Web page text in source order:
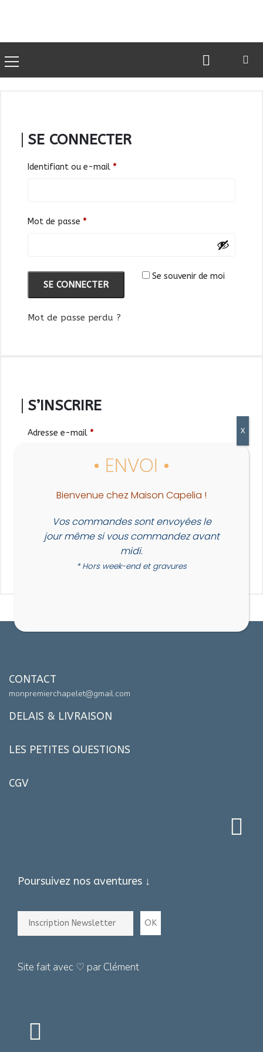
SE CONNECTER
Identifiant ou e-mail *
Mot de passe *
Se souvenir de moi
SE CONNECTER
Mot de passe perdu ?
S’INSCRIRE
Adresse e-mail *
CONTACT
monpremierchapelet@gmail.com
DELAIS & LIVRAISON
LES PETITES QUESTIONS
CGV
Poursuivez nos aventures ↓
Site fait avec ♡ par Clément
Bienvenue chez Maison Capelia !
Vos commandes sont envoyées le
jour même si vous commandez avant
midi.
* Hors week-end et gravures